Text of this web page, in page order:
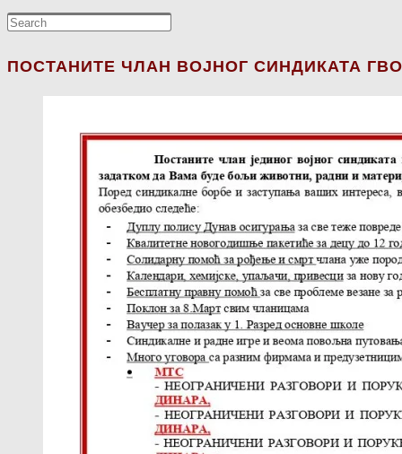
ПОСТАНИТЕ ЧЛАН ВОЈНОГ СИНДИКАТА